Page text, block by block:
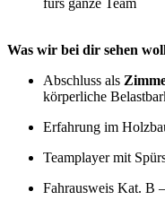
Was wir bei dir sehen
Abschluss als
körperliche
Erfahrung im
Teamplayer mit
Fahrausweis Kat. B